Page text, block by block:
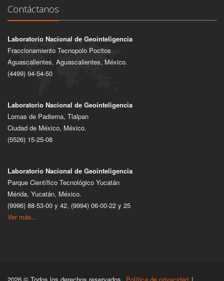
Contáctanos
Laboratorio Nacional de Geointeligencia
Fraccionamiento Tecnopolo Pocitos
Aguascalientes, Aguascalientes, México.
(4499) 94-54-50
Laboratorio Nacional de Geointeligencia
Lomas de Padierna, Tlalpan
Ciudad de México, México.
(5526) 15-25-08
Laboratorio Nacional de Geointeligencia
Parque Científico Tecnológico Yucatán
Mérida, Yucatán, México.
(9996) 88-53-00 y 42, (9994) 06-00-22 y 25
Ver más...